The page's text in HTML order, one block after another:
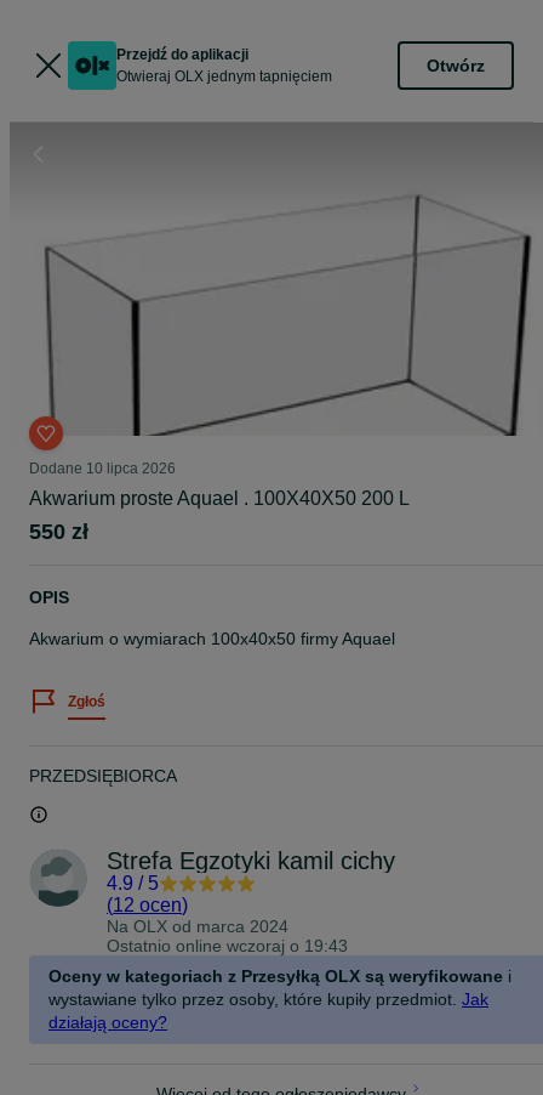
Przejdź do aplikacji
Otwieraj OLX jednym tapnięciem
Otwórz
Dodane 10 lipca 2026
Akwarium proste Aquael . 100X40X50 200 L
550 zł
OPIS
Akwarium o wymiarach 100x40x50 firmy Aquael
Zgłoś
PRZEDSIĘBIORCA
Strefa Egzotyki kamil cichy
4.9 / 5
(12 ocen)
Na OLX od marca 2024
Ostatnio online wczoraj o 19:43
Oceny w kategoriach z Przesyłką OLX są weryfikowane i
wystawiane tylko przez osoby, które kupiły przedmiot. Jak
działają oceny?